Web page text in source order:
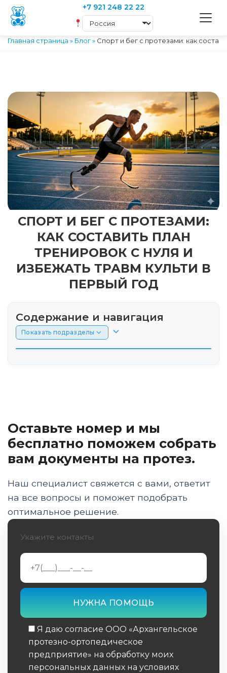
+7 921 248 22 22
Главная страница » Блог» Спорт и бег с протезами: как
СПОРТ И БЕГ С ПРОТЕЗАМИ:
КАК СОСТАВИТЬ ПЛАН
ТРЕНИРОВОК С НУЛЯ И
ИЗБЕЖАТЬ ТРАВМ КУЛЬТИ В
ПЕРВЫЙ ГОД
Содержание и навигация
Показать подразделы
Подготовка культи к нагрузкам: упражнения
на укрепление мышечного корсета
начинающих: от ходьбы к первому беговому
Правильная техника бега на протезе и
Корректировка рациона и питьевого
режима при занятиях спортом с ампутацией
Психологическая адаптация и преодоление
страха падения на дистанции
Юридические аспекты: как получить
спортивный протез по ИПРА в 2026 году
Оставьте номер и мы
бесплатно поможем собрать
вам документы на протез.
Наш специалист свяжется с вами, ответит
на все вопросы и поможет подобрать
оптимальное решение.
Укажите контакты
Я даю согласие ООО «Архангельское
протезно-ортопедическое
предприятие» на обработку моих
персональных данных на условиях